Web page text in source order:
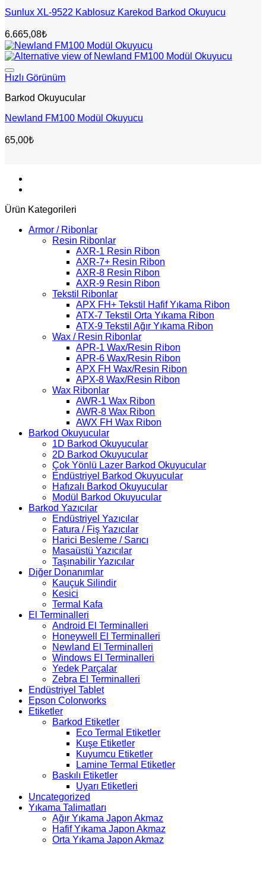
Sunlux XL-9522 Kablosuz Karekod Barkod Okuyucu
6.665,08₺
Hızlı Görünüm
Barkod Okuyucular
Newland FM100 Modül Okuyucu
65,00₺
Ürün Kategorileri
Armor / Ribonlar
Resin Ribonlar
AXR-1 Resin Ribon
AXR-7+ Resin Ribon
AXR-8 Resin Ribon
AXR-9 Resin Ribon
Tekstil Ribonlar
APX FH+ Tekstil Hafif Yıkama Ribon
ATX-7 Tekstil Orta Yıkama Ribon
ATX-9 Tekstil Ağır Yıkama Ribon
Wax / Resin Ribonlar
APR-1 Wax/Resin Ribon
APR-6 Wax/Resin Ribon
APX FH Wax/Resin Ribon
APX-8 Wax/Resin Ribon
Wax Ribonlar
AWR-1 Wax Ribon
AWR-8 Wax Ribon
AWX FH Wax Ribon
Barkod Okuyucular
1D Barkod Okuyucular
2D Barkod Okuyucular
Çok Yönlü Lazer Barkod Okuyucular
Endüstriyel Barkod Okuyucular
Hafızalı Barkod Okuyucular
Modül Barkod Okuyucular
Barkod Yazıcılar
Endüstriyel Yazıcılar
Fatura / Fiş Yazıcılar
Harici Besleme / Sarıcı
Masaüstü Yazıcılar
Taşınabilir Yazıcılar
Diğer Donanımlar
Kauçuk Silindir
Kesici
Termal Kafa
El Terminalleri
Android El Terminalleri
Honeywell El Terminalleri
Newland El Terminalleri
Windows El Terminalleri
Yedek Parçalar
Zebra El Terminalleri
Endüstriyel Tablet
Epson Colorworks
Etiketler
Barkod Etiketler
Eco Termal Etiketler
Kuşe Etiketler
Kuyumcu Etiketler
Lamine Termal Etiketler
Baskılı Etiketler
Uyarı Etiketleri
Uncategorized
Yıkama Talimatları
Ağır Yıkama Japon Akmaz
Hafif Yıkama Japon Akmaz
Orta Yıkama Japon Akmaz